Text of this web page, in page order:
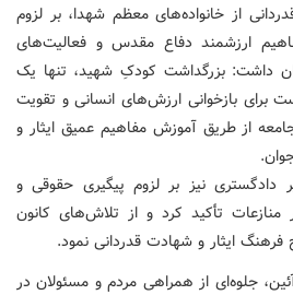
از خانواده‌های معظم شهدا، بر لزوم
ارزشمند دفاع مقدس و فعالیت‌های
داشت: بزرگداشت کودکِ شهید، تنها یک
برای بازخوانی ارزش‌های انسانی و تقویت
از طریق آموزش مفاهیم عمیق ایثار و
دادگستری نیز بر لزوم پیگیری حقوقی و
منازعات تأکید کرد و از تلاش‌های کانون
فرهنگ ایثار و شهادت قدردانی نمود.
جلوه‌ای از همراهی مردم و مسئولان در